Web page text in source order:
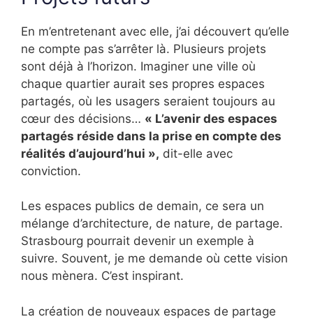
En m’entretenant avec elle, j’ai découvert qu’elle
ne compte pas s’arrêter là. Plusieurs projets
sont déjà à l’horizon. Imaginer une ville où
chaque quartier aurait ses propres espaces
partagés, où les usagers seraient toujours au
cœur des décisions… « L’avenir des espaces
partagés réside dans la prise en compte des
réalités d’aujourd’hui », dit-elle avec
conviction.
Les espaces publics de demain, ce sera un
mélange d’architecture, de nature, de partage.
Strasbourg pourrait devenir un exemple à
suivre. Souvent, je me demande où cette vision
nous mènera. C’est inspirant.
La création de nouveaux espaces de partage